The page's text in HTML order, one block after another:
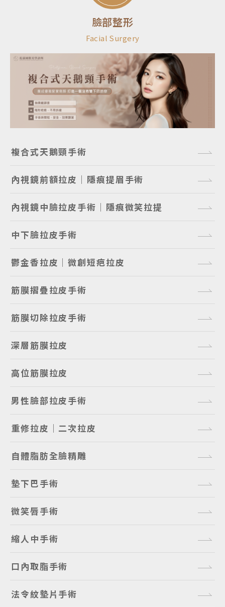
臉部整形
Facial Surgery
複合式天鵝頸手術
內視鏡前額拉皮｜隱痕提眉手術
內視鏡中臉拉皮手術｜隱痕微笑拉提
中下臉拉皮手術
鬱金香拉皮｜微創短疤拉皮
筋膜摺疊拉皮手術
筋膜切除拉皮手術
深層筋膜拉皮
高位筋膜拉皮
男性臉部拉皮手術
重修拉皮｜二次拉皮
自體脂肪全臉精雕
墊下巴手術
微笑唇手術
縮人中手術
口內取脂手術
法令紋墊片手術